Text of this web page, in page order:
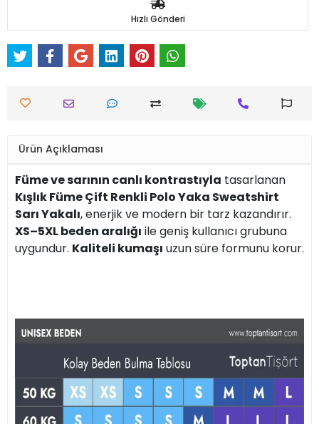
Hızlı Gönderi
Ürün Açıklaması
Füme ve sarının canlı kontrastıyla tasarlanan
Kışlık Füme Çift Renkli Polo Yaka Sweatshirt
Sarı Yakalı, enerjik ve modern bir tarz kazandırır.
XS–5XL beden aralığı ile geniş kullanıcı grubuna
uygundur. Kaliteli kumaşı uzun süre formunu korur.